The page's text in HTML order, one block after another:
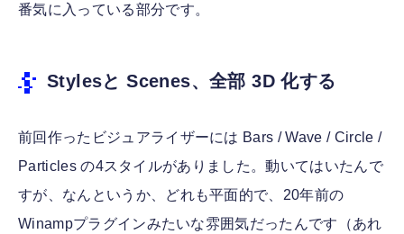
番気に入っている部分です。
Stylesと Scenes、全部 3D 化する
前回作ったビジュアライザーには Bars / Wave / Circle /
Particles の4スタイルがありました。動いてはいたんで
すが、なんというか、どれも平面的で、20年前の
Winampプラグインみたいな雰囲気だったんです（あれ